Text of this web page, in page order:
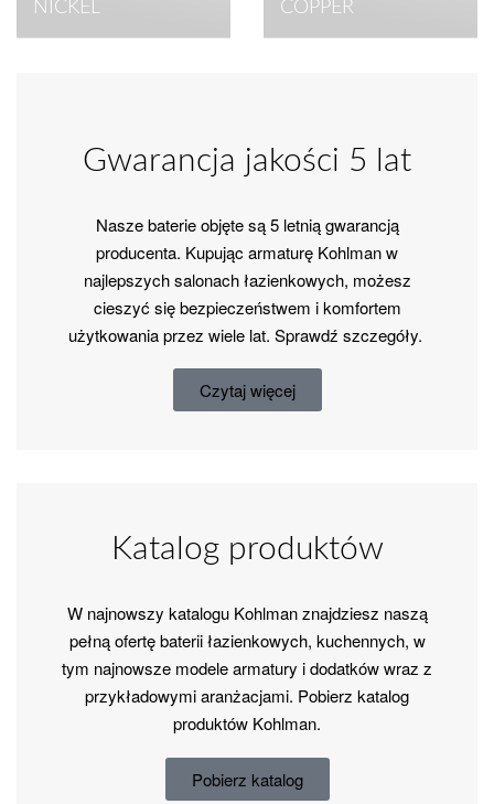
NICKEL
COPPER
Gwarancja jakości 5 lat
Nasze baterie objęte są 5 letnią gwarancją
producenta. Kupując armaturę Kohlman w
najlepszych salonach łazienkowych, możesz
cieszyć się bezpieczeństwem i komfortem
użytkowania przez wiele lat. Sprawdź szczegóły.
Czytaj więcej
Katalog produktów
W najnowszy katalogu Kohlman znajdziesz naszą
pełną ofertę baterii łazienkowych, kuchennych, w
tym najnowsze modele armatury i dodatków wraz z
przykładowymi aranżacjami. Pobierz katalog
produktów Kohlman.
Pobierz katalog